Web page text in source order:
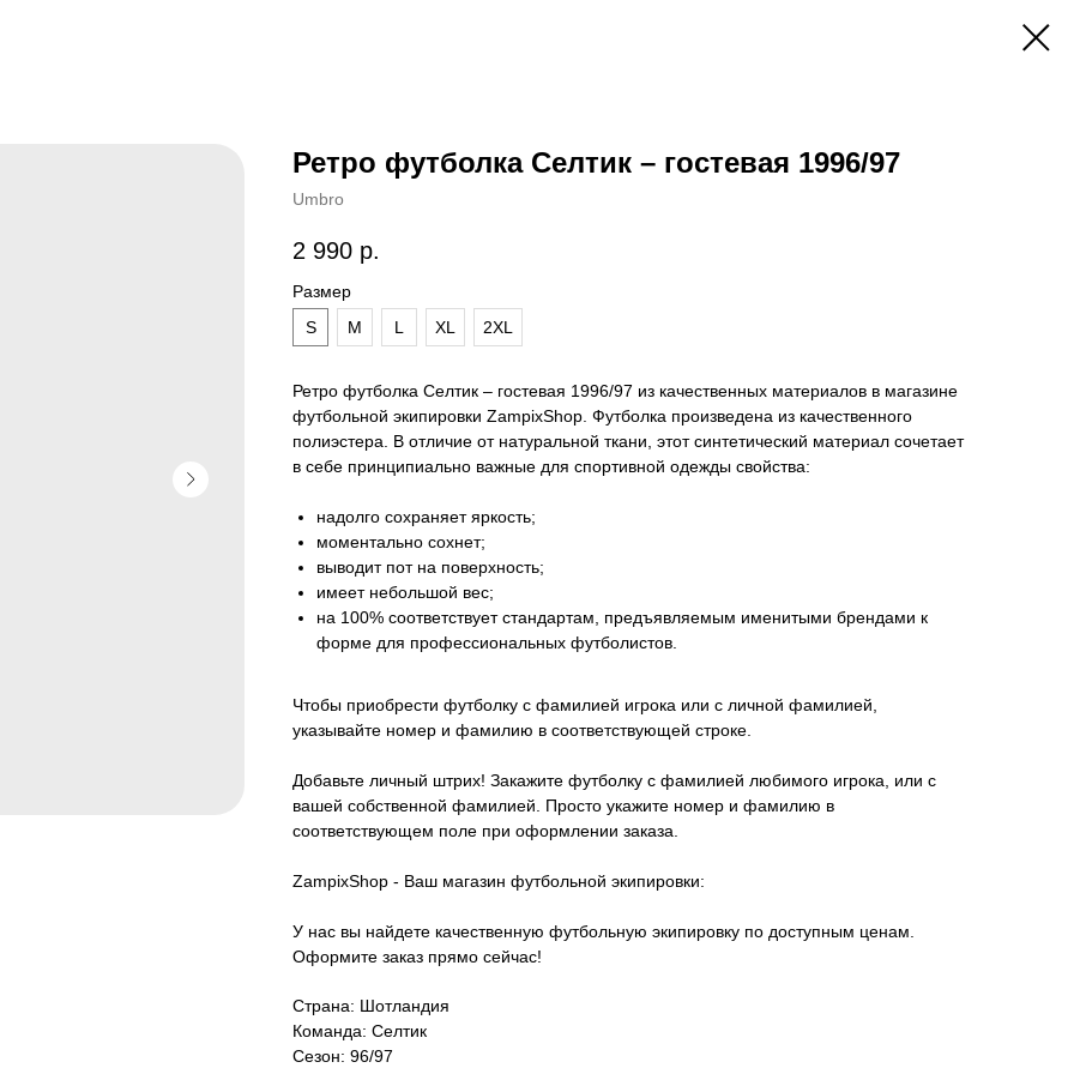
Ретро футболка Селтик – гостевая 1996/97
Umbro
2 990 р.
Размер
S
M L XL 2XL
Ретро футболка Селтик – гостевая 1996/97 из качественных материалов в магазине
футбольной экипировки ZampixShop. Футболка произведена из качественного
полиэстера. В отличие от натуральной ткани, этот синтетический материал сочетает
в себе принципиально важные для спортивной одежды свойства:
надолго сохраняет яркость;
моментально сохнет;
выводит пот на поверхность;
имеет небольшой вес;
на 100% соответствует стандартам, предъявляемым именитыми брендами к
форме для профессиональных футболистов.
Чтобы приобрести футболку с фамилией игрока или с личной фамилией,
указывайте номер и фамилию в соответствующей строке.
Добавьте личный штрих! Закажите футболку с фамилией любимого игрока, или с
вашей собственной фамилией. Просто укажите номер и фамилию в
соответствующем поле при оформлении заказа.
ZampixShop - Ваш магазин футбольной экипировки:
У нас вы найдете качественную футбольную экипировку по доступным ценам.
Оформите заказ прямо сейчас!
Страна: Шотландия
Команда: Селтик
Сезон: 96/97